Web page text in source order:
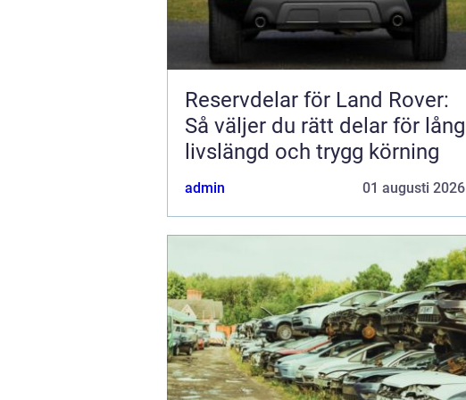
Reservdelar för Land Rover:
Så väljer du rätt delar för lång
livslängd och trygg körning
admin 01 augusti 2026